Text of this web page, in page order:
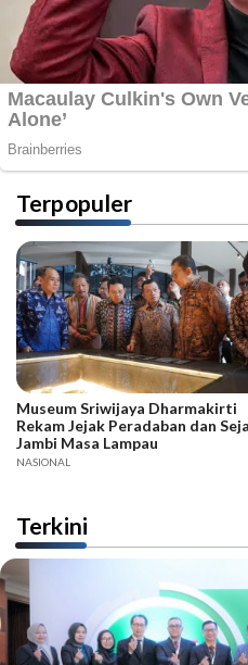
Terpopuler
Museum Sriwijaya Dharmakirti
Rekam Jejak Peradaban dan
Jambi Masa Lampau
NASIONAL
Terkini